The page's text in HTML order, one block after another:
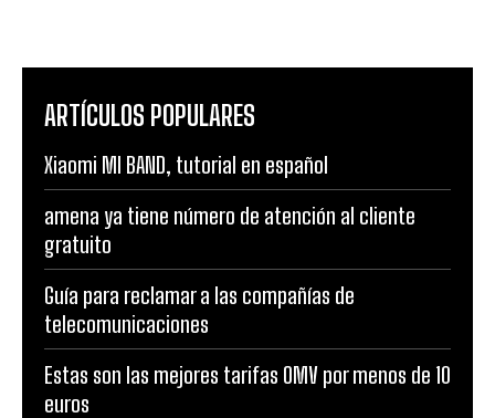
ARTÍCULOS POPULARES
Xiaomi MI BAND, tutorial en español
amena ya tiene número de atención al cliente
gratuito
Guía para reclamar a las compañías de
telecomunicaciones
Estas son las mejores tarifas OMV por menos de 10
euros